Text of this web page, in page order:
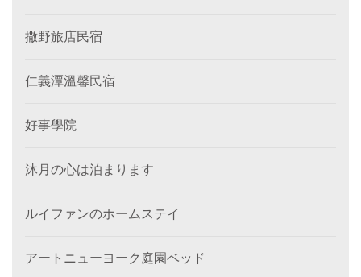
撒野旅店民宿
仁義潭溫馨民宿
好事學院
沐月の心は泊まります
ルイファンのホームステイ
アートニューヨーク庭園ベッド